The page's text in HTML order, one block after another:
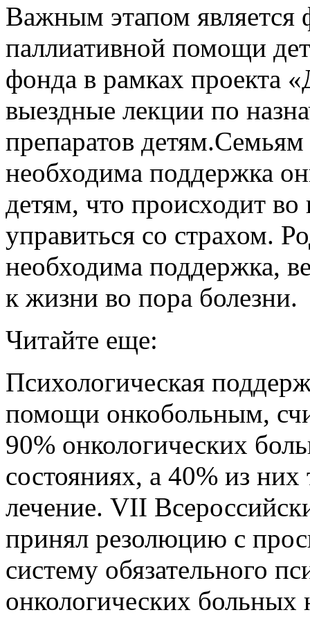
Важным этапом
паллиативной помощи
фонда в рамках проекта
выездные лекции по
препаратов
необходима поддержка
детям, что происходит
управиться со страхом.
необходима поддержка,
к жизни во пора болезни.
Читайте еще:
Психологическая
помощи онкобольным,
90% онкологических
состояниях, а 40% из них
лечение. VII
принял резолюцию с
систему обязательного
онкологических больных